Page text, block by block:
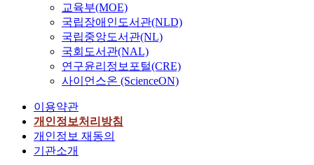
교육부(MOE)
국립장애인도서관(NLD)
국립중앙도서관(NL)
국회도서관(NAL)
연구윤리정보포털(CRE)
사이언스온 (ScienceON)
이용약관
개인정보처리방침
개인정보 재동의
기관소개